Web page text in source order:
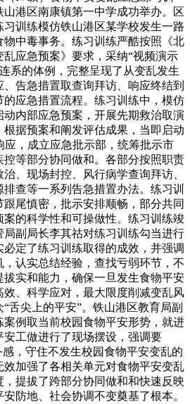
港区南康镇第一中学成功举办。区
训练模仿铁山港区某学校发生一路
物中毒事务。练习训练严酷按照《北
应急预案》要求，采纳“视频演示
系的体例，完整呈现了从变乱发生
告急措置取查询拜访、响应终结到
的应急措置流程。练习训练中，模仿
内部应急预案，开展先期救治取演
据预案和阐发评估成果，当即启动
，成立应急批示部，统筹批示市
等部分协同做和。各部分按照职责
、现场封控、风行病学查询拜访、
查等一系列告急措置办法。练习训
尾慎密，批示安排顺畅，部分共同
的科学性和可操做性。练习训练竣
副局长李其祜对练习训练勾当进行
定了练习训练取得的成效，并强调
认实总结经验，查找亏弱环节，不
实和能力，确保一旦发生食物平安
、科学应对，最大限度削减变乱风
舌尖上的平安”。铁山港区教育局副
案例取当前校园食物平安形势，就进
工做进行了现场摆设，强调要
感，守住不发生校园食物平安变乱的
效加强了各相关单元对食物平安变乱
提拔了跨部分协同做和和快速反映
防地、社会协调不变奠基了根本。